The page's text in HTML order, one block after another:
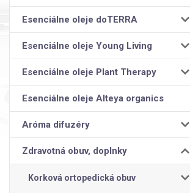
Esenciálne oleje doTERRA
Esenciálne oleje Young Living
Esenciálne oleje Plant Therapy
Esenciálne oleje Alteya organics
Aróma difuzéry
Zdravotná obuv, doplnky
Korková ortopedická obuv